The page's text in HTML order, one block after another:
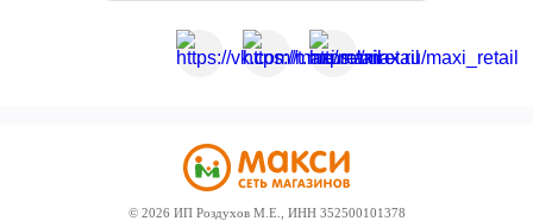
© 2026 ИП Роздухов М.Е., ИНН 352500101378